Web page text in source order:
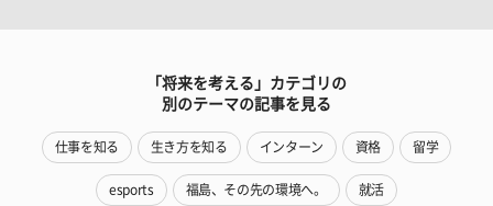
「将来を考える」カテゴリの
別のテーマの記事を見る
仕事を知る 生き方を知る インターン 資格 留学
esports 福島、その先の環境へ。 就活